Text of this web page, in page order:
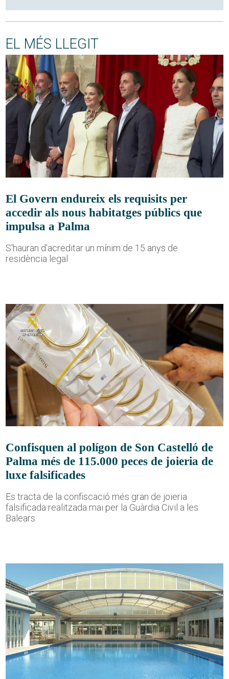
EL MÉS LLEGIT
El Govern endureix els requisits per
accedir als nous habitatges públics que
impulsa a Palma
S'hauran d'acreditar un mínim de 15 anys de
residència legal
Confisquen al polígon de Son Castelló de
Palma més de 115.000 peces de joieria de
luxe falsificades
Es tracta de la confiscació més gran de joieria
falsificada realitzada mai per la Guàrdia Civil a les
Balears